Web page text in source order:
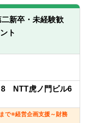
出身の方
をお持ちの方
（試験合格者含む）
実務における使用経験
効率化施策の企画・
営会議のレポーティン
ンス業務
業務
二新卒・未経験歓
ト
8 NTT虎ノ門ビル6
で※経営企画支援～財務